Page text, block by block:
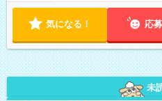
気になる！ 応
未